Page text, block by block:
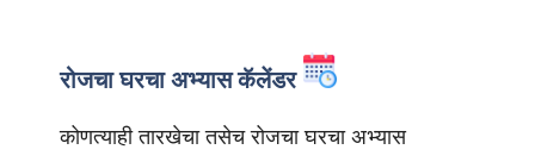
रोजचा घरचा अभ्यास कॅलेंडर
कोणत्याही तारखेचा तसेच रोजचा घरचा अभ्यास